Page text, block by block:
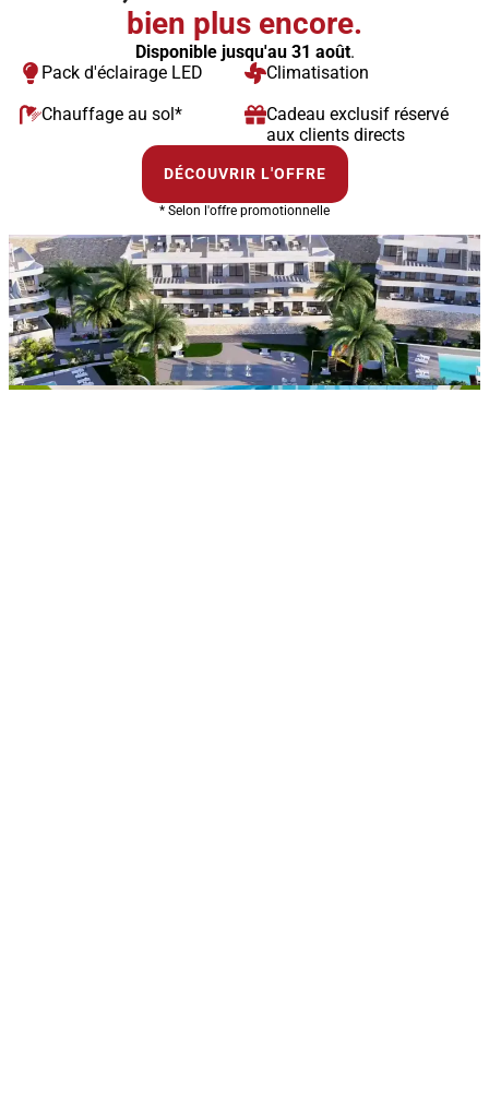
bien plus encore.
Disponible jusqu'au 31 août.
Pack d'éclairage LED
Climatisation
Chauffage au sol*
Cadeau exclusif réservé
aux clients directs
DÉCOUVRIR L'OFFRE
* Selon l'offre promotionnelle